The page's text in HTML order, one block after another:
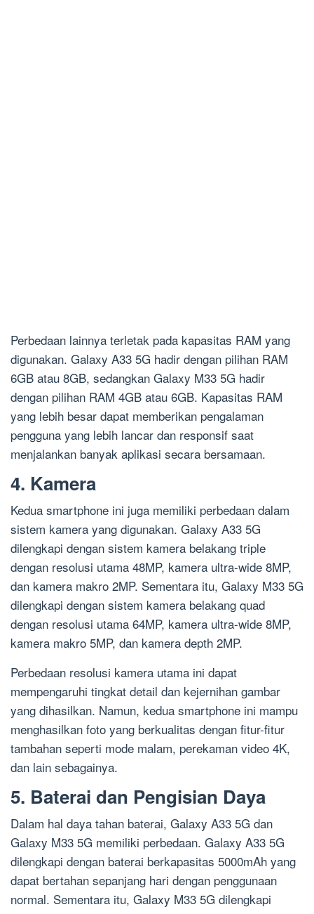
Perbedaan lainnya terletak pada kapasitas RAM yang
digunakan. Galaxy A33 5G hadir dengan pilihan RAM
6GB atau 8GB, sedangkan Galaxy M33 5G hadir
dengan pilihan RAM 4GB atau 6GB. Kapasitas RAM
yang lebih besar dapat memberikan pengalaman
pengguna yang lebih lancar dan responsif saat
menjalankan banyak aplikasi secara bersamaan.
4. Kamera
Kedua smartphone ini juga memiliki perbedaan dalam
sistem kamera yang digunakan. Galaxy A33 5G
dilengkapi dengan sistem kamera belakang triple
dengan resolusi utama 48MP, kamera ultra-wide 8MP,
dan kamera makro 2MP. Sementara itu, Galaxy M33 5G
dilengkapi dengan sistem kamera belakang quad
dengan resolusi utama 64MP, kamera ultra-wide 8MP,
kamera makro 5MP, dan kamera depth 2MP.
Perbedaan resolusi kamera utama ini dapat
mempengaruhi tingkat detail dan kejernihan gambar
yang dihasilkan. Namun, kedua smartphone ini mampu
menghasilkan foto yang berkualitas dengan fitur-fitur
tambahan seperti mode malam, perekaman video 4K,
dan lain sebagainya.
5. Baterai dan Pengisian Daya
Dalam hal daya tahan baterai, Galaxy A33 5G dan
Galaxy M33 5G memiliki perbedaan. Galaxy A33 5G
dilengkapi dengan baterai berkapasitas 5000mAh yang
dapat bertahan sepanjang hari dengan penggunaan
normal. Sementara itu, Galaxy M33 5G dilengkapi